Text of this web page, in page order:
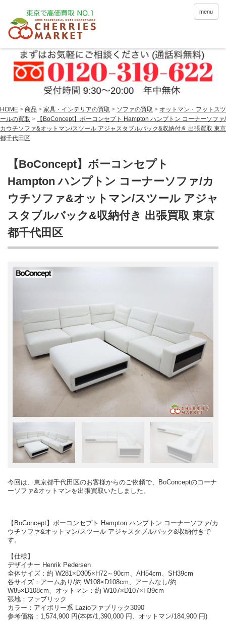
menu
HOME > 商品 > 家具・インテリアの買取 > ソファの買取 > オットマン・フットスツ
ールの買取 >
【BoConcept】ボーコンセプト Hampton ハンプトン コーナーソファ/
カウチソファ&オットマン/スツール アジャスタブルバック&収納付き 出張買取 東京
都千代田区
【BoConcept】ボーコンセプト
Hampton ハンプトン コーナーソファ/カ
ウチソファ&オットマン/スツール アジャ
スタブルバック&収納付き 出張買取 東京
都千代田区
今回は、東京都千代田区のお客様からのご依頼で、BoConceptのコーナ
ーソファ&オットマンを出張買取いたしました。
【BoConcept】ボーコンセプト Hampton ハンプトン コーナーソファ/カ
ウチソファ&オットマン/スツール アジャスタブルバック&収納付きで
す。
【仕様】
デザイナー Henrik Pedersen
全体サイズ：約 W281×D305×H72～90cm、AH54cm、SH39cm
各サイズ：アームあり/約 W108×D108cm、アームなし/約
W85×D108cm、オットマン：約 W107×D107×H39cm
張地：ファブリック
カラー：アイボリー系 Lazioファブリック3090
参考価格：1,574,900 円(本体/1,390,000 円、オットマン/184,900 円)